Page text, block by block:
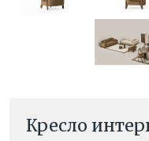
Кресло